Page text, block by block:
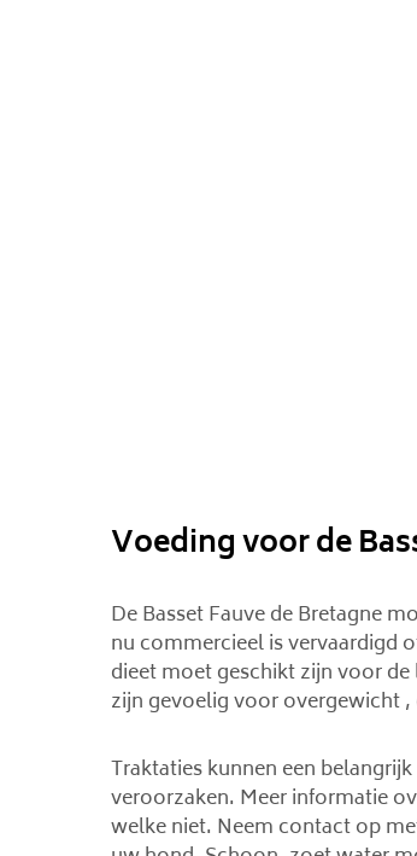
Voeding voor de
De Basset Fauve de Bretagne
nu commercieel is vervaardigd
dieet moet geschikt zijn voor
zijn gevoelig voor overgewicht
Traktaties kunnen een
veroorzaken. Meer informatie
welke niet. Neem contact op